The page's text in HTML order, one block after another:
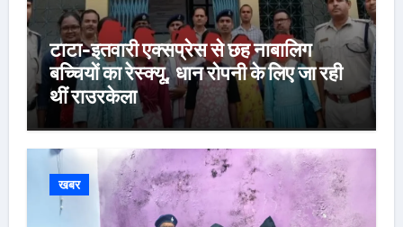
टाटा-इतवारी एक्सप्रेस से छह नाबालिग
बच्चियों का रेस्क्यू, धान रोपनी के लिए जा रही
थीं राउरकेला
खबर